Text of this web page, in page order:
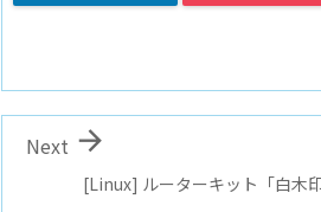
[Linux] ルーターキット「白木印

Next